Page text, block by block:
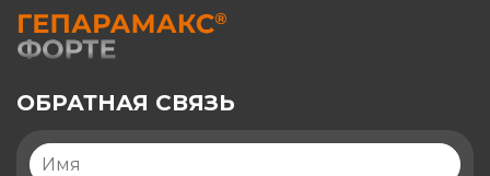
ОБРАТНАЯ СВЯЗЬ